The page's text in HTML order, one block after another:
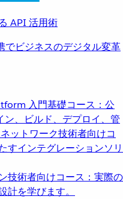
API 活用術
ビジネスのデジタル変革
入門基礎コース：公
、ビルド、デプロイ、管
ットワーク技術者向けコ
すインテグレーションソリ
技術者向けコース：実際の
を学びます。